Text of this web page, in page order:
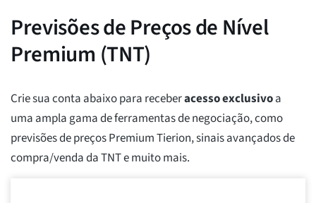
Previsões de Preços de Nível
Premium (TNT)
Crie sua conta abaixo para receberacesso exclusivoa
uma ampla gama de ferramentas de negociação, como
previsões de preços Premium Tierion, sinais avançados de
compra/venda da TNT e muito mais.